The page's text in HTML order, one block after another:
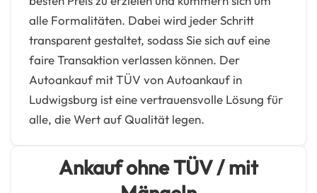
alle Formalitäten. Dabei wird jeder Schritt
transparent gestaltet, sodass Sie sich auf eine
faire Transaktion verlassen können. Der
Autoankauf mit TÜV von Autoankauf in
Ludwigsburg ist eine vertrauensvolle Lösung für
alle, die Wert auf Qualität legen.
Ankauf ohne TÜV / mit